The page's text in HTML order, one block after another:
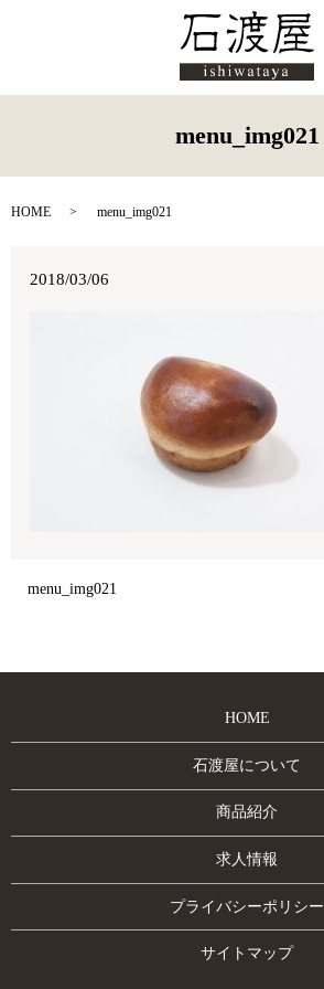
menu_img021
HOME menu_img021
2018/03/06
menu_img021
HOME
石渡屋について
商品紹介
求人情報
プライバシーポリシー
サイトマップ